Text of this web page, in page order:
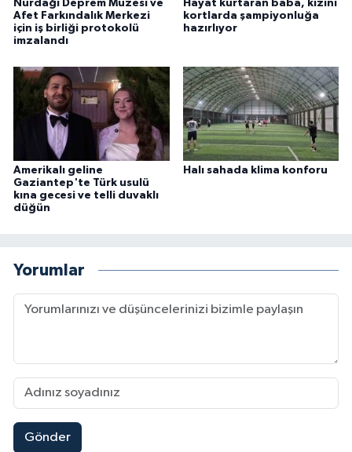
Nurdağı Deprem Müzesi ve
Afet Farkındalık Merkezi
için iş birliği protokolü
imzalandı
Hayat kurtaran baba, kızını
kortlarda şampiyonluğa
hazırlıyor
Amerikalı geline
Gaziantep'te Türk usulü
kına gecesi ve telli duvaklı
düğün
Halı sahada klima konforu
Yorumlar
Gönder